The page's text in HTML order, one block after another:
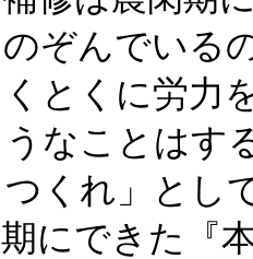
のぞんでいる
とくに労力
なことはす
くれ」とし
にできた『